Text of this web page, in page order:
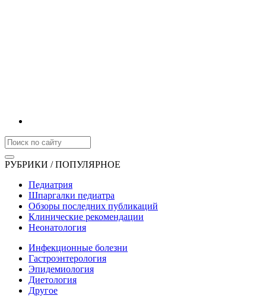
РУБРИКИ / ПОПУЛЯРНОЕ
Педиатрия
Шпаргалки педиатра
Обзоры последних публикаций
Клинические рекомендации
Неонатология
Инфекционные болезни
Гастроэнтерология
Эпидемиология
Диетология
Другое